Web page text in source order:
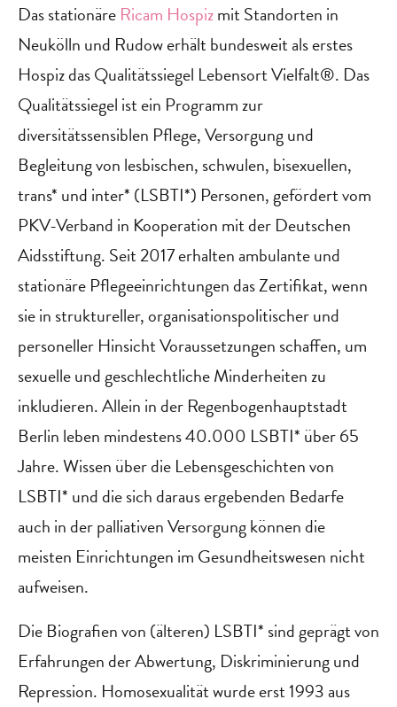
Das stationäre Ricam Hospizmit Standorten in
Neukölln und Rudow erhält bundesweit als erstes
Hospiz das Qualitätssiegel Lebensort Vielfalt®. Das
Qualitätssiegel ist ein Programm zur
diversitätssensiblen Pflege, Versorgung und
Begleitung von lesbischen, schwulen, bisexuellen,
trans* und inter* (LSBTI*) Personen, gefördert vom
PKV-Verband in Kooperation mit der Deutschen
Aidsstiftung. Seit 2017 erhalten ambulante und
stationäre Pflegeeinrichtungen das Zertifikat, wenn
sie in struktureller, organisationspolitischer und
personeller Hinsicht Voraussetzungen schaffen, um
sexuelle und geschlechtliche Minderheiten zu
inkludieren. Allein in der Regenbogenhauptstadt
Berlin leben mindestens 40.000 LSBTI* über 65
Jahre. Wissen über die Lebensgeschichten von
LSBTI* und die sich daraus ergebenden Bedarfe
auch in der palliativen Versorgung können die
meisten Einrichtungen im Gesundheitswesen nicht
aufweisen.
Die Biografien von (älteren) LSBTI* sind geprägt von
Erfahrungen der Abwertung, Diskriminierung und
Repression. Homosexualität wurde erst 1993 aus